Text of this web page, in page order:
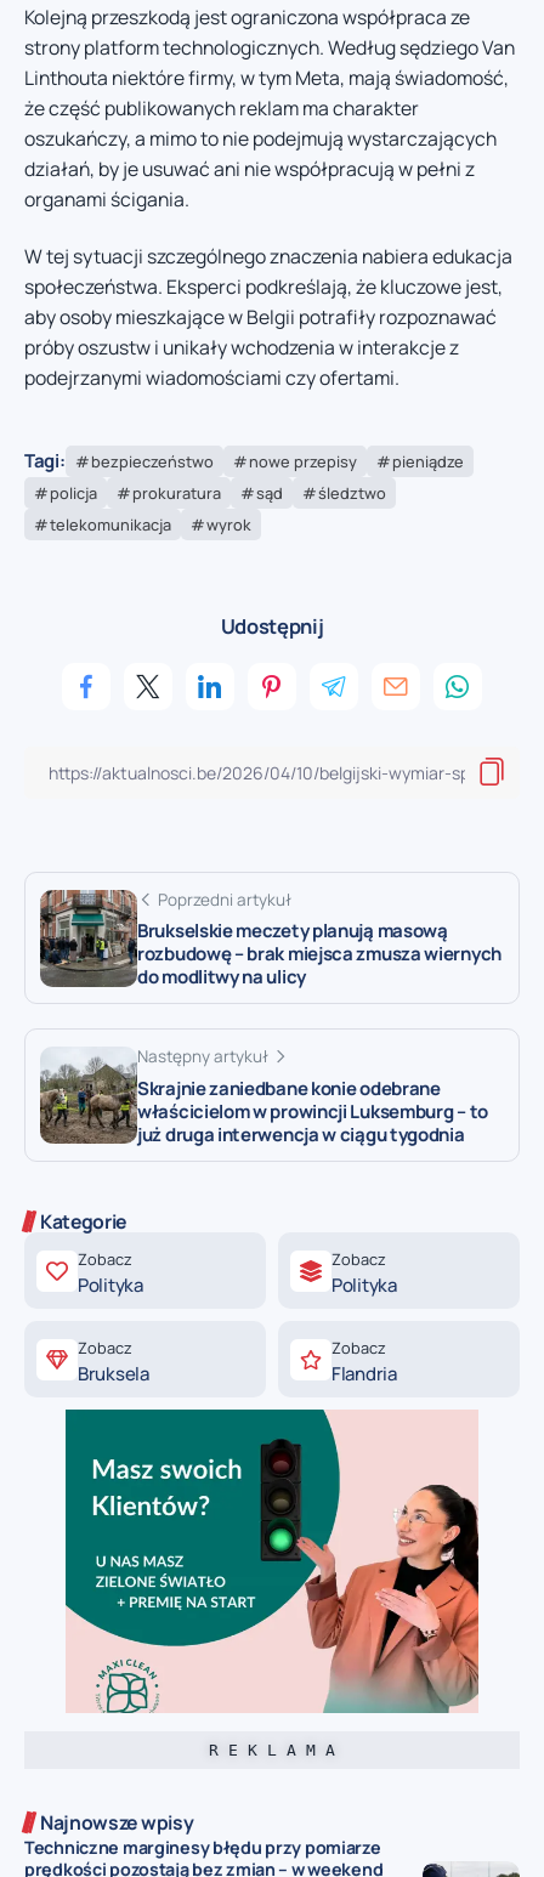
Kolejną przeszkodą jest ograniczona współpraca ze
strony platform technologicznych. Według sędziego Van
Linthouta niektóre firmy, w tym Meta, mają świadomość,
że część publikowanych reklam ma charakter
oszukańczy, a mimo to nie podejmują wystarczających
działań, by je usuwać ani nie współpracują w pełni z
organami ścigania.
W tej sytuacji szczególnego znaczenia nabiera edukacja
społeczeństwa. Eksperci podkreślają, że kluczowe jest,
aby osoby mieszkające w Belgii potrafiły rozpoznawać
próby oszustw i unikały wchodzenia w interakcje z
podejrzanymi wiadomościami czy ofertami.
Tagi: bezpieczeństwo nowe przepisy
pieniądze
policja
prokuratura sąd
śledztwo
telekomunikacja
wyrok
Udostępnij
Poprzedni artykuł
Brukselskie meczety planują masową
rozbudowę – brak miejsca zmusza wiernych
do modlitwy na ulicy
Następny artykuł
Skrajnie zaniedbane konie odebrane
właścicielom w prowincji Luksemburg – to
już druga interwencja w ciągu tygodnia
Kategorie
Zobacz
Polityka
Zobacz
Polityka
Zobacz
Bruksela
Zobacz
Flandria
R E K L A M A
Najnowsze wpisy
Techniczne marginesy błędu przy pomiarze
prędkości pozostają bez zmian – w weekend